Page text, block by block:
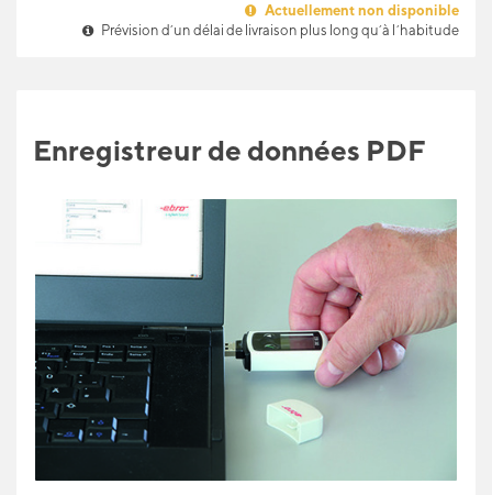
Actuellement non disponible
Prévision d’un délai de livraison plus long qu’à l’habitude
Enregistreur de données PDF